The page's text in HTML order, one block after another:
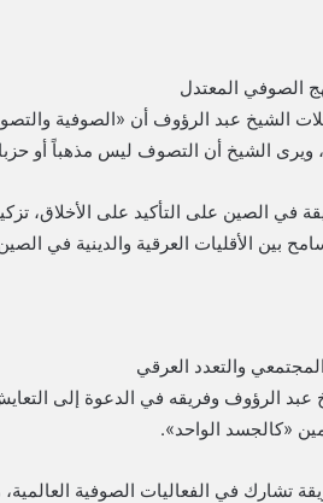
الشيخ عبد الرؤوف أن «الصوفية
ويرى الشيخ أن التصوف ليس مذهباً أو
في الصين على التأكيد على الأخلاق،
بين الأقليات العرقية والدينية في
الرؤوف وفريقه في الدعوة إلى
«كالجسد الواحد».
تشارك في الفعاليات الصوفية